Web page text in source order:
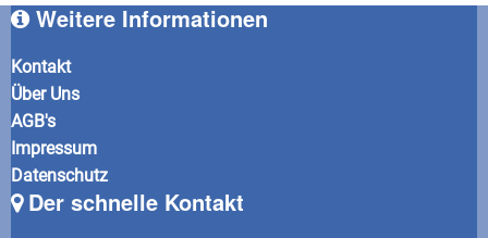
Weitere Informationen
Kontakt
Über Uns
AGB's
Impressum
Datenschutz
Der schnelle Kontakt